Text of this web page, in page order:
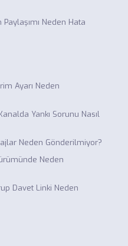
Neden Hata
Ayarı Neden
Yankı Sorunu Nasıl
Neden Gönderilmiyor?
Neden
Davet Linki Neden